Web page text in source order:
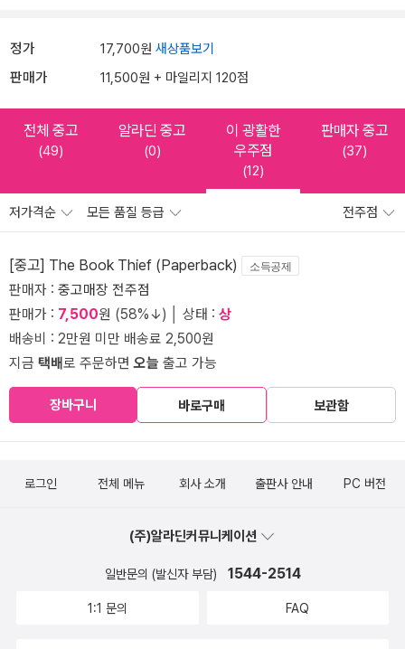
정가 17,700원 새상품보기
판매가 11,500원 + 마일리지 120점
전체 중고
(49)
알라딘 중고
(0)
이 광활한
우주점
(12)
판매자 중고
(37)
저가격순 모든 품질 등급 전주점
[중고] The Book Thief (Paperback) 소득공제
판매자 : 중고매장 전주점
판매가 : 7,500원 (58%↓) │ 상태 : 상
배송비 : 2만원 미만 배송료 2,500원
지금 택배로 주문하면오늘 출고 가능
장바구니 바로구매 보관함
로그인 전체 메뉴 회사 소개 출판사 안내 PC 버전
(주)알라딘커뮤니케이션
일반문의 (발신자 부담) 1544-2514
1:1 문의 FAQ